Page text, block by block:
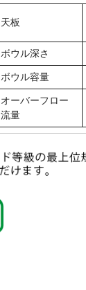
天板
ボウル深さ
ボウル容量
オーバーフロー
流量